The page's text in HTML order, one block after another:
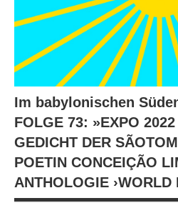
Im babylonischen
FOLGE 73: »EXPO
GEDICHT DER
POETIN CONCEIÇÃO
ANTHOLOGIE ›WORLD